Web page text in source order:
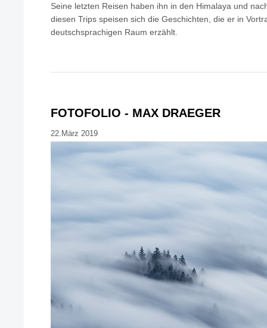
Seine letzten Reisen haben ihn in den Himalaya und
diesen Trips speisen sich die Geschichten, die er in
deutschsprachigen Raum erzählt.
FOTOFOLIO - MAX DRAEGER
22.März 2019